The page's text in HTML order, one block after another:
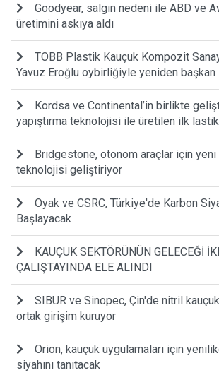
Goodyear, salgın nedeni ile ABD ve
üretimini askıya aldı
TOBB Plastik Kauçuk Kompozit
Yavuz Eroğlu oybirliğiyle yeniden
Kordsa ve Continental’in birlikte
yapıştırma teknolojisi ile üretilen ilk
Bridgestone, otonom araçlar için
teknolojisi geliştiriyor
Oyak ve CSRC, Türkiye'de Karbon
Başlayacak
KAUÇUK SEKTÖRÜNÜN GELECEĞİ
ÇALIŞTAYINDA ELE ALINDI
SIBUR ve Sinopec, Çin'de nitril
ortak girişim kuruyor
Orion, kauçuk uygulamaları için
siyahını tanıtacak